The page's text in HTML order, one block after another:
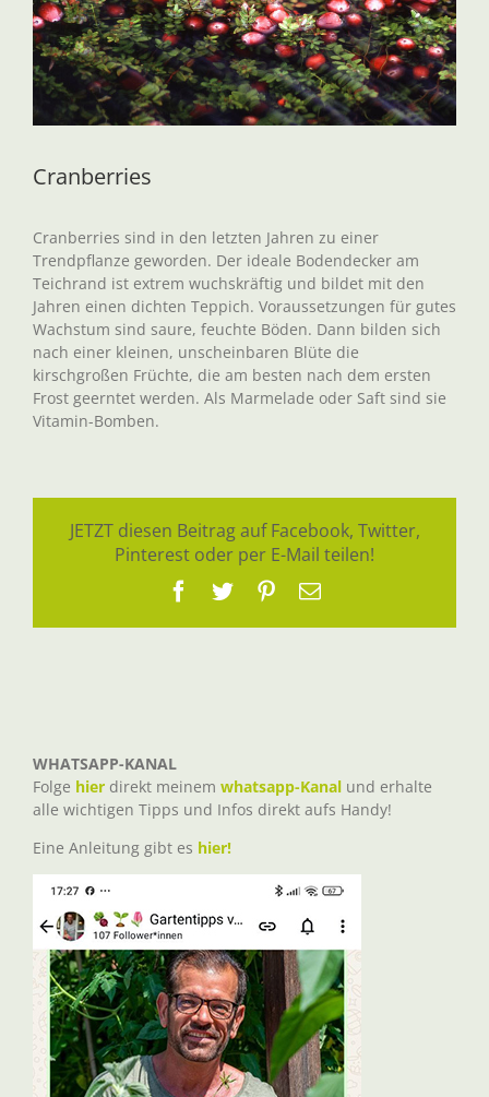
Cranberries
Cranberries sind in den letzten Jahren zu einer
Trendpflanze geworden. Der ideale Bodendecker am
Teichrand ist extrem wuchskräftig und bildet mit den
Jahren einen dichten Teppich. Voraussetzungen für gutes
Wachstum sind saure, feuchte Böden. Dann bilden sich
nach einer kleinen, unscheinbaren Blüte die
kirschgroßen Früchte, die am besten nach dem ersten
Frost geerntet werden. Als Marmelade oder Saft sind sie
Vitamin-Bomben.
JETZT diesen Beitrag auf Facebook, Twitter,
Pinterest oder per E-Mail teilen!
Facebook
TwitterPinterest
E-
WHATSAPP-KANAL
Folge hier direkt meinem whatsapp-Kanal und erhalte
alle wichtigen Tipps und Infos direkt aufs Handy!
Eine Anleitung gibt es hier!